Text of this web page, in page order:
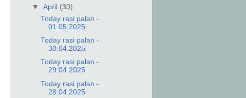
▼ April (30)
Today rasi palan -
01.05.2025
Today rasi palan -
30.04.2025
Today rasi palan -
29.04.2025
Today rasi palan -
28.04.2025